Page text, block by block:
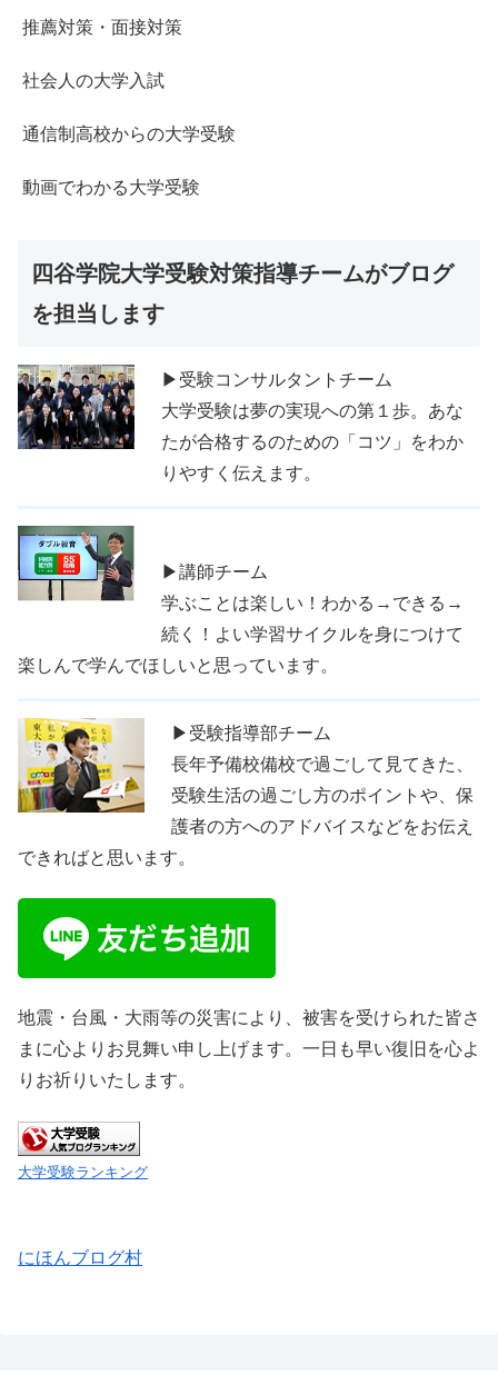
推薦対策・面接対策
社会人の大学入試
通信制高校からの大学受験
動画でわかる大学受験
四谷学院大学受験対策指導チームがブログ
を担当します
▶受験コンサルタントチーム
大学受験は夢の実現への第１歩。あな
たが合格するのための「コツ」をわか
りやすく伝えます。
▶講師チーム
学ぶことは楽しい！わかる→できる→
続く！よい学習サイクルを身につけて
楽しんで学んでほしいと思っています。
▶受験指導部チーム
長年予備校備校で過ごして見てきた、
受験生活の過ごし方のポイントや、保
護者の方へのアドバイスなどをお伝え
できればと思います。
地震・台風・大雨等の災害により、被害を受けられた皆さ
まに心よりお見舞い申し上げます。一日も早い復旧を心よ
りお祈りいたします。
大学受験ランキング
にほんブログ村